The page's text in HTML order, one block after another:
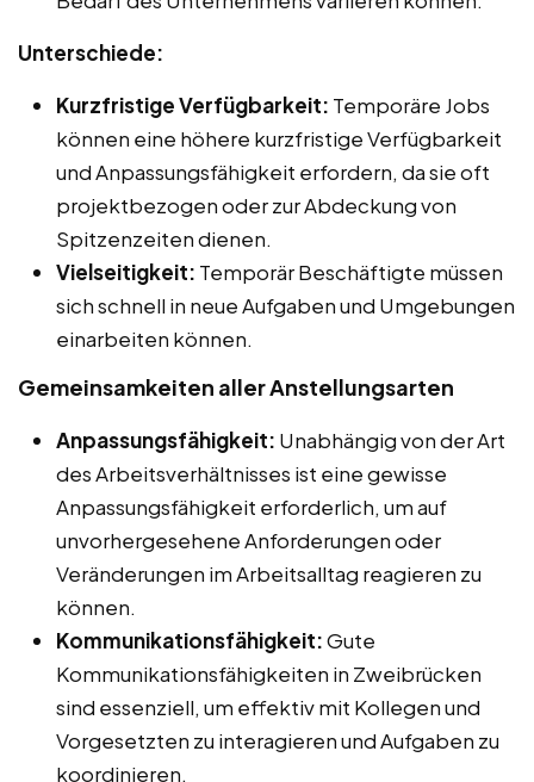
Unterschiede:
Kurzfristige Verfügbarkeit: Temporäre Jobs
können eine höhere kurzfristige Verfügbarkeit
und Anpassungsfähigkeit erfordern, da sie oft
projektbezogen oder zur Abdeckung von
Spitzenzeiten dienen.
Vielseitigkeit: Temporär Beschäftigte müssen
sich schnell in neue Aufgaben und Umgebungen
einarbeiten können.
Gemeinsamkeiten aller Anstellungsarten
Anpassungsfähigkeit: Unabhängig von der Art
des Arbeitsverhältnisses ist eine gewisse
Anpassungsfähigkeit erforderlich, um auf
unvorhergesehene Anforderungen oder
Veränderungen im Arbeitsalltag reagieren zu
können.
Kommunikationsfähigkeit:Gute
Kommunikationsfähigkeiten in Zweibrücken
sind essenziell, um effektiv mit Kollegen und
Vorgesetzten zu interagieren und Aufgaben zu
koordinieren.